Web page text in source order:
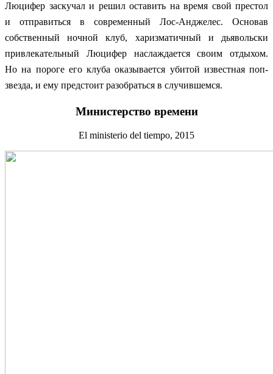
Люцифер заскучал и решил оставить на время свой престол
и отправиться в современный Лос-Анджелес. Основав
собственный ночной клуб, харизматичный и дьявольски
привлекательный Люцифер наслаждается своим отдыхом.
Но на пороге его клуба оказывается убитой известная поп-
звезда, и ему предстоит разобраться в случившемся.
Министерство времени
El ministerio del tiempо, 2015